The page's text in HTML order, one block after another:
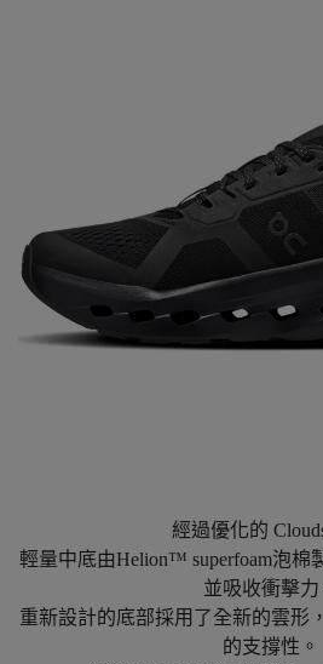
經過優化的
輕量中底由Helion™ superfoam泡棉
並吸收衝擊力
重新設計的底部採用了全新的雲形
的支撐性。